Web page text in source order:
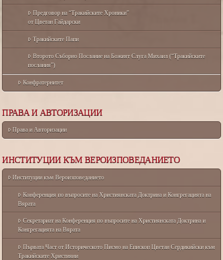
Предговор на “Тракийските Хроники”
от Цветан Гайдарски
Тракийските Папи
Второто Съборно Послание на Божият Слуга Михаил (“Тракийските
послания”)
Конфратернитет
ПРАВА И АВТОРИЗАЦИИ
Права и Авторизации
ИНСТИТУЦИИ КЪМ ВЕРОИЗПОВЕДАНИЕТО
Институции към Вероизповеданието
Конференция по въпросите на Християнската Доктрина и Конгрегацията на
Вярата
Секретариат на Конференция по въпросите на Християнската Доктрина и
Конгрегацията на Вярата
Първата Част от Историческото Писмо на Епископ Цветан Сердикийски към
Тракийските Християни